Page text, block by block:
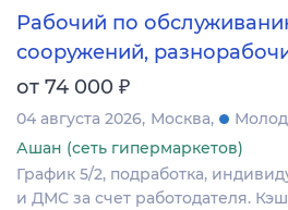
Рабочий по
сооружений,
от 74 000 ₽
04 августа 2026 Москва
Ашан (сеть гипермаркетов)
График 5/2, подработка,
и ДМС за счет работодателя.